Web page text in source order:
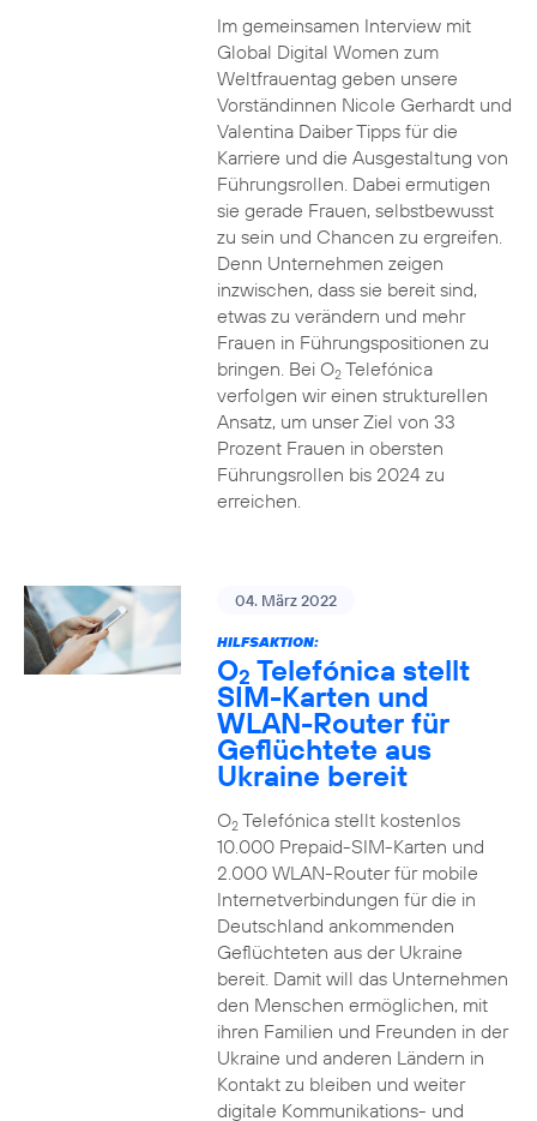
Im gemeinsamen Interview mit
Global Digital Women zum
Weltfrauentag geben unsere
Vorständinnen Nicole Gerhardt und
Valentina Daiber Tipps für die
Karriere und die Ausgestaltung von
Führungsrollen. Dabei ermutigen
sie gerade Frauen, selbstbewusst
zu sein und Chancen zu ergreifen.
Denn Unternehmen zeigen
inzwischen, dass sie bereit sind,
etwas zu verändern und mehr
Frauen in Führungspositionen zu
bringen. Bei O2Telefónica
verfolgen wir einen strukturellen
Ansatz, um unser Ziel von 33
Prozent Frauen in obersten
Führungsrollen bis 2024 zu
erreichen.
04. März 2022
HILFSAKTION:
O2 Telefónica stellt
SIM-Karten und
WLAN-Router für
Geflüchtete aus
Ukraine bereit
O2Telefónica stellt kostenlos
10.000 Prepaid-SIM-Karten und
2.000 WLAN-Router für mobile
Internetverbindungen für die in
Deutschland ankommenden
Geflüchteten aus der Ukraine
bereit. Damit will das Unternehmen
den Menschen ermöglichen, mit
ihren Familien und Freunden in der
Ukraine und anderen Ländern in
Kontakt zu bleiben und weiter
digitale Kommunikations- und